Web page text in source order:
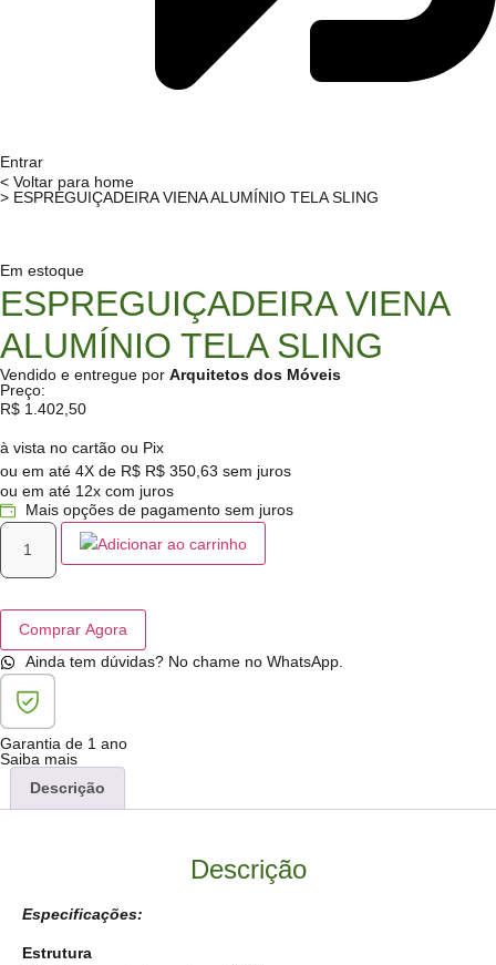
Entrar
< Voltar para home
> ESPREGUIÇADEIRA VIENA ALUMÍNIO TELA SLING
Em estoque
ESPREGUIÇADEIRA VIENA
ALUMÍNIO TELA SLING
Vendido e entregue por Arquitetos dos Móveis
Preço:
R$ 1.402,50
à vista no cartão ou Pix
ou em até 4X de R$ R$ 350,63 sem juros
ou em até 12x com juros
Mais opções de pagamento sem juros
Adicionar ao carrinho
Comprar Agora
Ainda tem dúvidas? No chame no WhatsApp.
Garantia de 1 ano
Saiba mais
Descrição
Descrição
Especificações:
Estrutura